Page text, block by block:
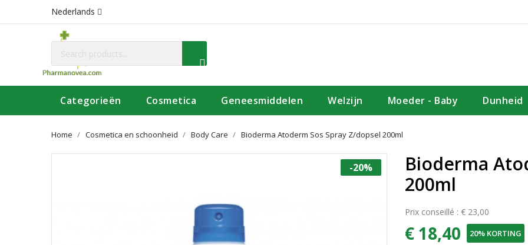
Nederlands
Categorieën Cosmetica Geneesmiddelen Welzijn Moeder - Baby Dunheid
Home Cosmetica en schoonheid Body Care Bioderma Atoderm Sos Spray Z/dopsel 200ml
-20%
Bioderma
200ml
Prix conseillé : € 23,00
€ 18,40 20% KORTING